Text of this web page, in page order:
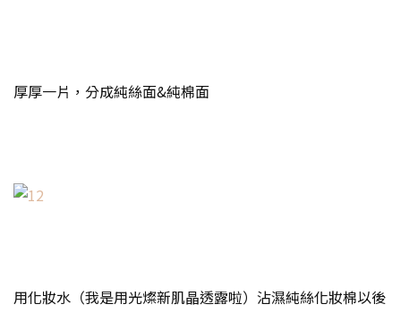
厚厚一片，分成純絲面&純棉面
用化妝水（我是用光燦新肌晶透露啦）沾濕純絲化妝棉以後